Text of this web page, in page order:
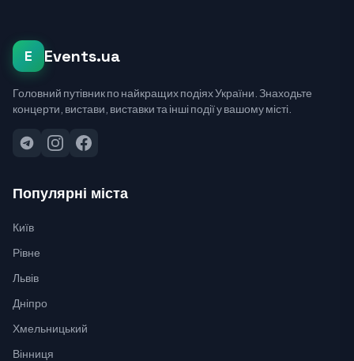
E Events.ua
Головний путівник по найкращих подіях України. Знаходьте
концерти, вистави, виставки та інші події у вашому місті.
Популярні міста
Київ
Рівне
Львів
Дніпро
Хмельницький
Вінниця